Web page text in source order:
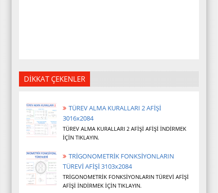
DİKKAT ÇEKENLER
TÜREV ALMA KURALLARI 2 AFİŞİ
3016x2084
TÜREV ALMA KURALLARI 2 AFİŞİ AFİŞİ İNDİRMEK
İÇİN TIKLAYIN.
TRİGONOMETRİK FONKSİYONLARIN
TÜREVİ AFİŞİ 3103x2084
TRİGONOMETRİK FONKSİYONLARIN TÜREVİ AFİŞİ
AFİŞİ İNDİRMEK İÇİN TIKLAYIN.